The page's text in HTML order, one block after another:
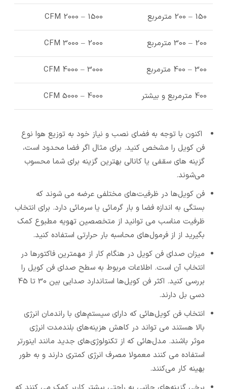
150 – 200 مترمربع 1500 – 2000 CFM
200 – 300 مترمربع 2000 – 3000 CFM
300 – 400 مترمربع 3000 – 4000 CFM
400 مترمربع و بیشتر 4000 – 5000 CFM
اکنون با توجه به فضای نصب و نیاز خود به توزیع هوا نوع
فن کویل را مشخص کنید. برای مثال اگر فضا محدود است،
گزینه های سقفی یا کانالی بهترین گزینه برای شما محسوب
می‌شوند.
فن کویل‌ها در ظرفیت‌های مختلفی عرضه می شوند که
بستگی به اندازه فضا و بار گرمائی یا سرمائی دارد. برای انتخاب
ظرفیت مناسب می توانید از متخصصین تهویه مطبوع کمک
بگیرید از از فرمول‌های محاسبه بار حرارتی استفاده کنید.
میزان صدای فن کویل در هنگام کار از مهمترین فاکتورها در
انتخاب آن است. اطلاعات مربوط به سطح صدای فن کویل را
بررسی کنید. اکثر فن کویل‌ها استاندارد صدایی بین 30 تا 45
دسی بل دارند.
انتخاب فن کویل‌هائی که دارای سیستم‌های با راندمان انرژی
بالا هستند می تواند در کاهش هزینه‌های بلندمدت انرژی
موثر باشند. مدل‌هائی که از تکنولوژی‌های جدید مانند اینورتر
استفاده می کنند معمولا مصرف انرژی کمتری دارند و به طور
بهینه کار می‌کنند.